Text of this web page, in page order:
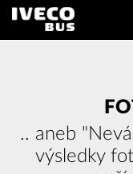
.. aneb
výsledky